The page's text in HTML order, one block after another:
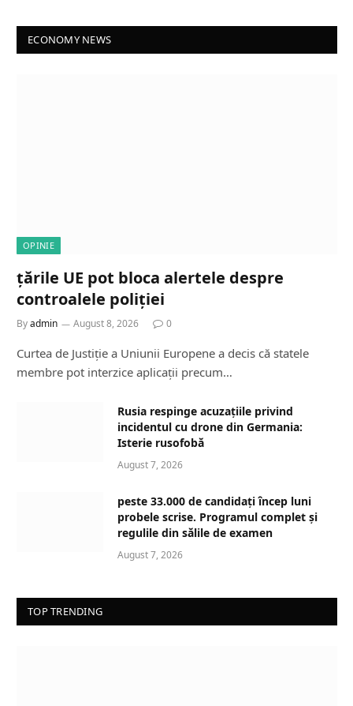
ECONOMY NEWS
OPINIE
țările UE pot bloca alertele despre
controalele poliției
Byadmin August 8, 2026 0
Curtea de Justiție a Uniunii Europene a decis că statele
membre pot interzice aplicații precum…
Rusia respinge acuzațiile privind
incidentul cu drone din Germania:
Isterie rusofobă
August 7, 2026
peste 33.000 de candidați încep luni
probele scrise. Programul complet și
regulile din sălile de examen
August 7, 2026
TOP TRENDING